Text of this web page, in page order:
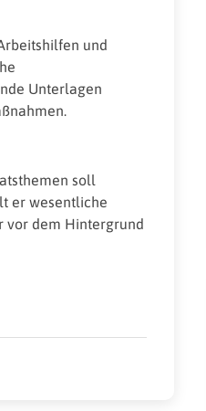
und
Unterlagen
soll
er wesentliche
vor dem Hintergrund